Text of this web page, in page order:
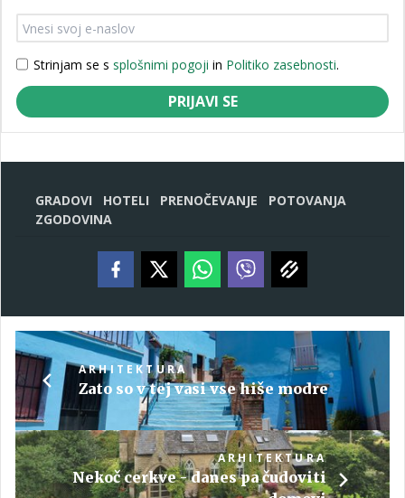
Strinjam se s splošnimi pogoji in Politiko zasebnosti.
PRIJAVI SE
GRADOVI HOTELI PRENOČEVANJE
POTOVANJA
ZGODOVINA
ARHITEKTURA
Zato so v tej vasi vse hiše modre
ARHITEKTURA
Nekoč cerkve - danes pa čudoviti